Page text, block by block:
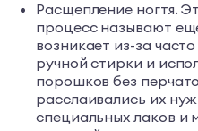
Расщепление ногтя.
процесс называют
возникает из-за
ручной стирки и
порошков без
расслаивались их
специальных лаков и